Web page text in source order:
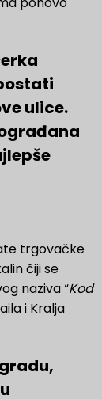
ulice.
trgovačke
čiji se
naziva “Kod
i Kralja